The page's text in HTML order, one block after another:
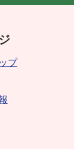
プ